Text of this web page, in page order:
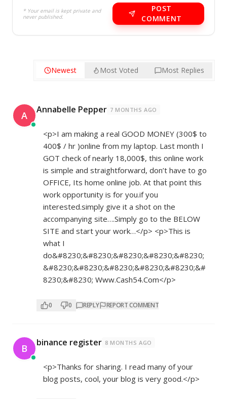
* Your email is kept private and
never published.
POST
COMMENT
Newest Most Voted Most Replies
A Annabelle Pepper 7 MONTHS AGO
<p>I am making a real GOOD MONEY (300$ to
400$ / hr )online from my laptop. Last month I
GOT check of nearly 18,000$, this online work
is simple and straightforward, don’t have to go
OFFICE, Its home online job. At that point this
work opportunity is for you.if you
interested.simply give it a shot on the
accompanying site….Simply go to the BELOW
SITE and start your work…</p> <p>This is
what I
do&#8230;&#8230;&#8230;&#8230;&#8230;
&#8230;&#8230;&#8230;&#8230;&#8230;&#
8230;&#8230; ­­­W­­w­w­.­­­C­­a­­s­­h­­­5­­­4­.­­C­­­­o­­­m</p>
0 0 REPLY REPORT COMMENT
B binance register 8 MONTHS AGO
<p>Thanks for sharing. I read many of your
blog posts, cool, your blog is very good.</p>